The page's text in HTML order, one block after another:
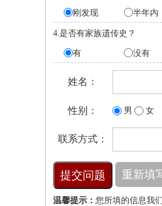
刚发现
半年内
4.是否有家族遗传史？
有
没有
姓名：
性别： 男 女
联系方式：
温馨提示： 您所填的信息我